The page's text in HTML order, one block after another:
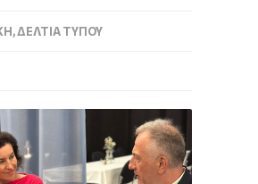
,ΔΕΛΤΊΑ ΤΎΠΟΥ